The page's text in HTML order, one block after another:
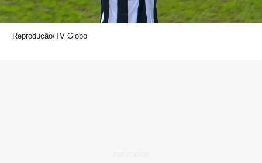
Reprodução/TV Globo